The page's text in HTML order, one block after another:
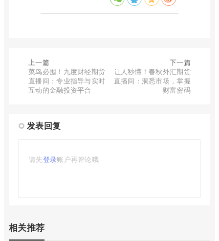
上一篇
菜鸟必囤！九度财经期货
直播间：专业指导与实时
互动的金融投资平台
下一篇
让人秒懂！春秋外汇期货
直播间：洞悉市场，掌握
财富密码
发表回复
请先登录账户再评论哦
相关推荐